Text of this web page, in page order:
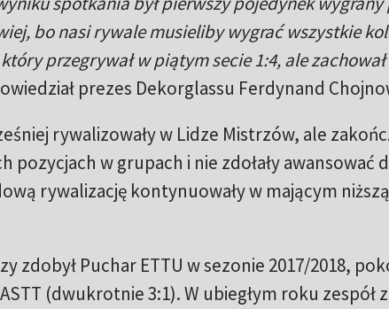
bo nasi rywale musieliby wygrać wszystkie
przegrywał w piątym secie 1:4, ale
prezes Dekorglassu Ferdynand
rywalizowały w Lidze Mistrzów, ale
pozycjach w grupach i nie zdołały awansować
rywalizację kontynuowały w mającym
zdobył Puchar ETTU w sezonie 2017/2018,
(dwukrotnie 3:1). W ubiegłym roku zespół z